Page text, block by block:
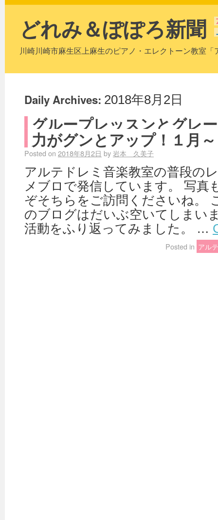
どれみ＆ぽぽろ新聞
川崎川崎市麻生区上麻生のピアノ・エレクトーン教室
Daily Archives: 2018年8月2日
グループレッスンとグレ
力がグンとアップ！１月
Posted on 2018年8月2日 by岩本 久美子
アルテドレミ音楽教室の普段の
メブロで発信しています。 写真
ぞそちらをご訪問くださいね。
のブログはだいぶ空いてしまい
活動をふり返ってみました。 …
Posted in アル